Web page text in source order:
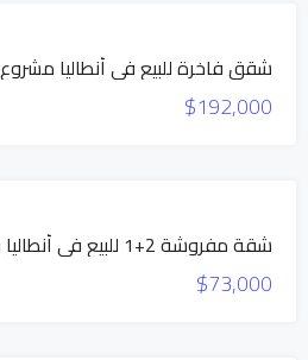
جديد
شقق فاخرة للبيع في أنطاليا مشروع Vista Bella
$192,000
المخفض
شقة مفروشة 2+1 للبيع في أنطاليا مراد باشا
$73,000